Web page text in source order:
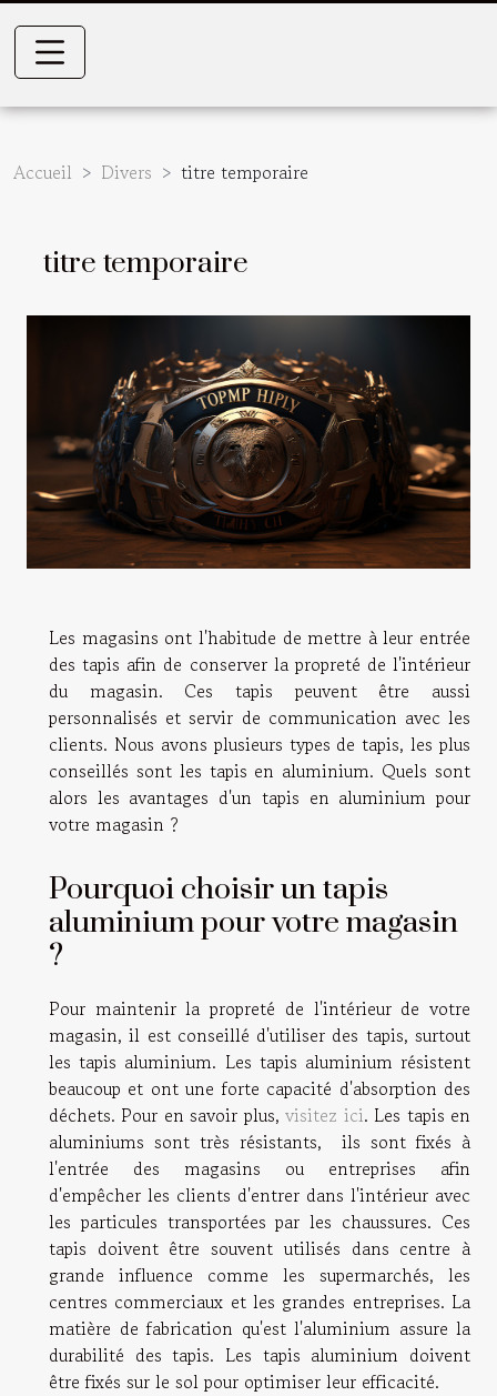
Accueil Divers titre temporaire
titre temporaire
Les magasins ont l'habitude de mettre à leur entrée
des tapis afin de conserver la propreté de l'intérieur
du magasin. Ces tapis peuvent être aussi
personnalisés et servir de communication avec les
clients. Nous avons plusieurs types de tapis, les plus
conseillés sont les tapis en aluminium. Quels sont
alors les avantages d'un tapis en aluminium pour
votre magasin ?
Pourquoi choisir un tapis
aluminium pour votre magasin
?
Pour maintenir la propreté de l'intérieur de votre
magasin, il est conseillé d'utiliser des tapis, surtout
les tapis aluminium. Les tapis aluminium résistent
beaucoup et ont une forte capacité d'absorption des
déchets. Pour en savoir plus,visitez ici. Les tapis en
aluminiums sont très résistants, ils sont fixés à
l'entrée des magasins ou entreprises afin
d'empêcher les clients d'entrer dans l'intérieur avec
les particules transportées par les chaussures. Ces
tapis doivent être souvent utilisés dans centre à
grande influence comme les supermarchés, les
centres commerciaux et les grandes entreprises. La
matière de fabrication qu'est l'aluminium assure la
durabilité des tapis. Les tapis aluminium doivent
être fixés sur le sol pour optimiser leur efficacité.